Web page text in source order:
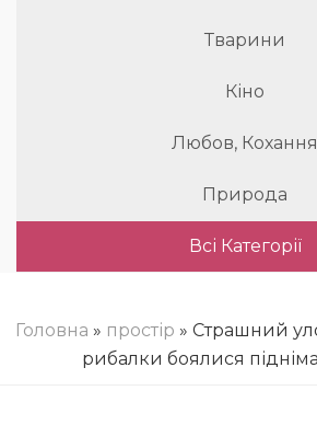
Тварини
Кіно
Любов, Кохання
Природа
Всі Категорії
Головна » простір » Страшний
рибалки боялися